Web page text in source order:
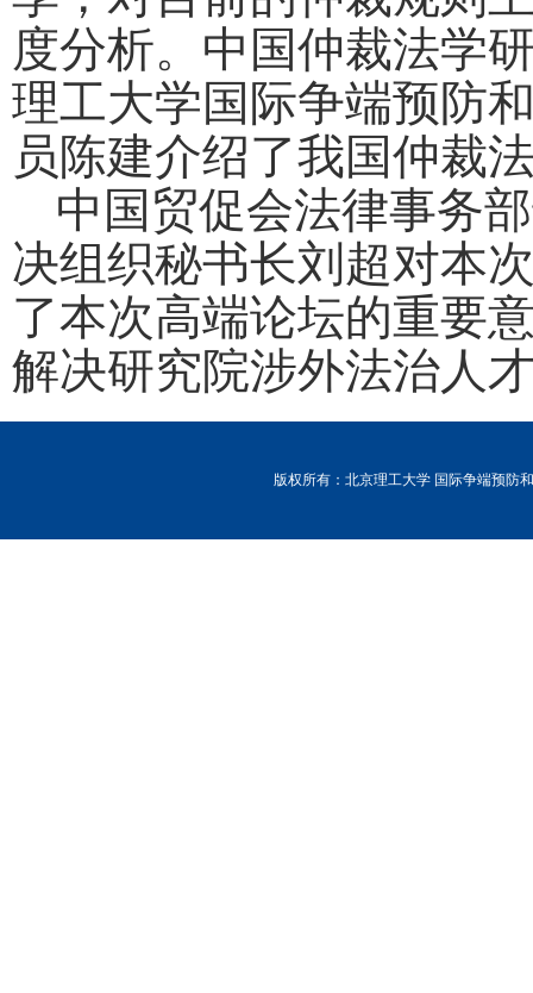
度分析。中国仲裁法学
理工大学国际争端预防
员陈建介绍了我国仲裁
中国贸促会法律事务
决组织秘书长刘超对本
了本次高端论坛的重要
解决研究院涉外法治人
版权所有：北京理工大学 国际争端预防